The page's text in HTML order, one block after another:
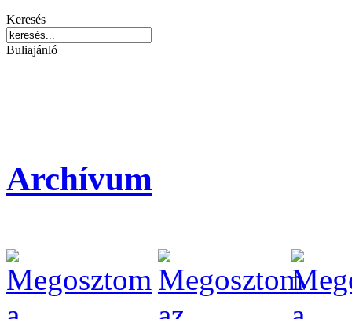
Keresés
Buliajánló
Archívum